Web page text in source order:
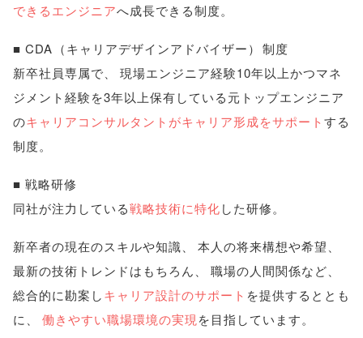
できるエンジニアへ成長できる制度。
■ CDA （キャリアデザインアドバイザー） 制度
新卒社員専属で
現場エンジニア経験10年以上かつマネ
ジメント経験を3年以上保有している元トップエンジニア
のキャリアコンサルタントがキャリア形成をサポートする
制度。
■ 戦略研修
同社が注力している戦略技術に特化した研修。
新卒者の現在のスキルや知識 本人の将来構想や希望
最新の技術トレンドはもちろん
職場の人間関係など
総合的に勘案しキャリア設計のサポート を提供するととも
に
働きやすい職場環境の実現 を目指しています。